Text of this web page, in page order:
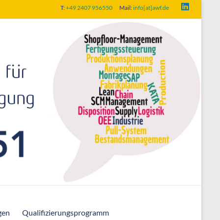
T:+49 2407 956550 Mail:info[at]awf.de
Qualifizierungsprogramm